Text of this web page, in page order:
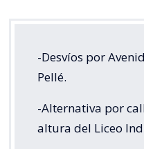
-Desvíos por
Pellé.
-Alternativa por
altura del Liceo